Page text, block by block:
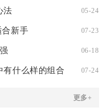
法 05-24
新手 07-23
06-18
有什么样的组合 07-24
更多+